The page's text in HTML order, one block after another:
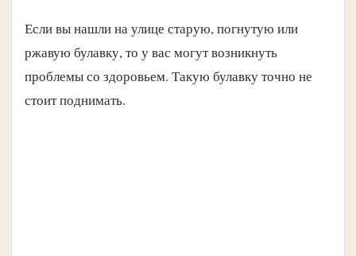
Если вы нашли на улице старую, погнутую или
ржавую булавку, то у вас могут возникнуть
проблемы со здоровьем. Такую булавку точно не
стоит поднимать.